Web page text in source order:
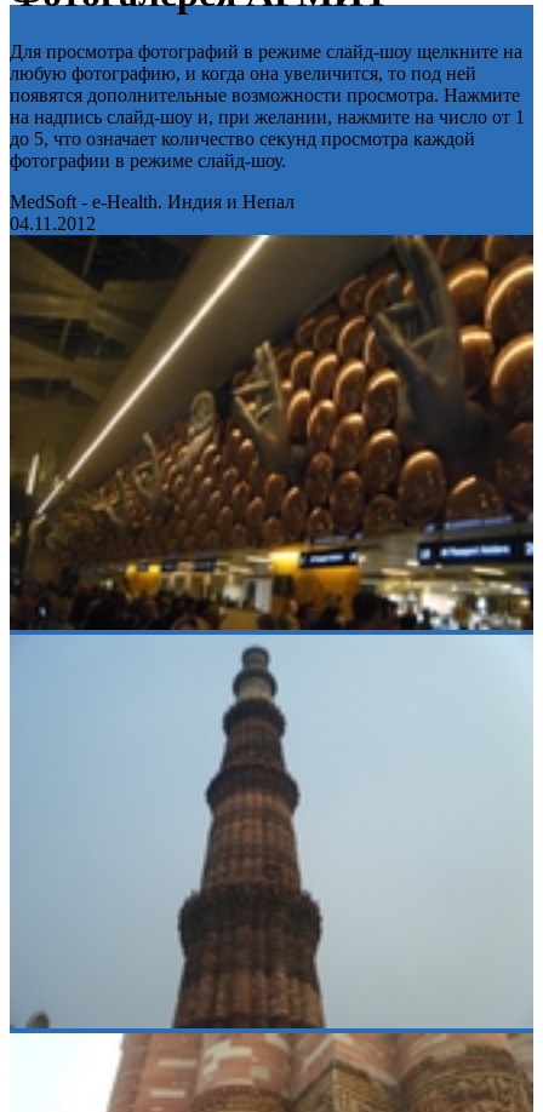
Для просмотра фотографий в режиме слайд-шоу щелкните на
любую фотографию, и когда она увеличится, то под ней
появятся дополнительные возможности просмотра. Нажмите
на надпись слайд-шоу и, при желании, нажмите на число от 1
до 5, что означает количество секунд просмотра каждой
фотографии в режиме слайд-шоу.
MedSoft - e-Health. Индия и Непал
04.11.2012